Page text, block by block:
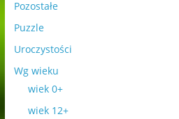
Pozostałe
Puzzle
Uroczystości
Wg wieku
wiek 0+
wiek 12+